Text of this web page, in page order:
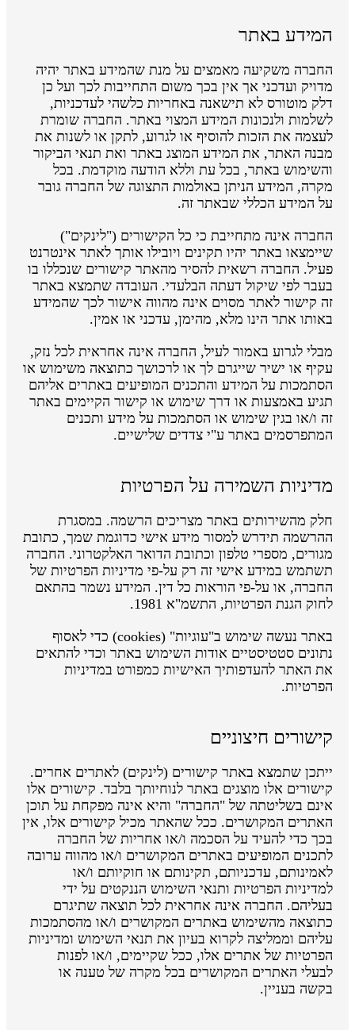
המידע באתר
החברה משקיעה מאמצים על מנת שהמידע באתר יהיה
מדויק ועדכני אך אין בכך משום התחייבות לכך ועל כן
דלק מוטורס לא תישאנה באחריות כלשהי לעדכניות,
לשלמות ולנכונות המידע המצוי באתר. החברה שומרת
לעצמה את הזכות להוסיף או לגרוע, לתקן או לשנות את
מבנה האתר, את המידע המוצג באתר ואת תנאי הביקור
והשימוש באתר, בכל עת וללא הודעה מוקדמת. בכל
מקרה, המידע הניתן באולמות התצוגה של החברה גובר
על המידע הכללי שבאתר זה.
החברה אינה מתחייבת כי כל הקישורים ("לינקים")
שיימצאו באתר יהיו תקינים ויובילו אותך לאתר אינטרנט
פעיל. החברה רשאית להסיר מהאתר קישורים שנכללו בו
בעבר לפי שיקול דעתה הבלעדי. העובדה שתמצא באתר
זה קישור לאתר מסוים אינה מהווה אישור לכך שהמידע
באותו אתר הינו מלא, מהימן, עדכני או אמין.
מבלי לגרוע באמור לעיל, החברה אינה אחראית לכל נזק,
עקיף או ישיר שייגרם לך או לרכושך כתוצאה משימוש או
הסתמכות על המידע והתכנים המופיעים באתרים אליהם
תגיע באמצעות או דרך שימוש או קישור הקיימים באתר
זה ו/או בגין שימוש או הסתמכות על מידע ותכנים
המתפרסמים באתר ע"י צדדים שלישיים.
מדיניות השמירה על הפרטיות
חלק מהשירותים באתר מצריכים הרשמה. במסגרת
ההרשמה תידרש למסור מידע אישי כדוגמת שמך, כתובת
מגורים, מספרי טלפון וכתובת הדואר האלקטרוני. החברה
תשתמש במידע אישי זה רק על-פי מדיניות הפרטיות של
החברה, או על-פי הוראות כל דין. המידע נשמר בהתאם
לחוק הגנת הפרטיות, התשמ"א 1981.
באתר נעשה שימוש ב"עוגיות" (cookies) כדי לאסוף
נתונים סטטיסטיים אודות השימוש באתר וכדי להתאים
את האתר להעדפותיך האישיות כמפורט במדיניות
הפרטיות.
קישורים חיצוניים
ייתכן שתמצא באתר קישורים (לינקים) לאתרים אחרים.
קישורים אלו מוצגים באתר לנוחיותך בלבד. קישורים אלו
אינם בשליטתה של "החברה" והיא אינה מפקחת על תוכן
האתרים המקושרים. ככל שהאתר מכיל קישורים אלו, אין
בכך כדי להעיד על הסכמה ו/או אחריות של החברה
לתכנים המופיעים באתרים המקושרים ו/או מהווה ערובה
לאמינותם, עדכניותם, תקינותם או חוקיותם ו/או
למדיניות הפרטיות ותנאי השימוש הננקטים על ידי
בעליהם. החברה אינה אחראית לכל תוצאה שתיגרם
כתוצאה מהשימוש באתרים המקושרים ו/או מהסתמכות
עליהם וממליצה לקרוא בעיון את תנאי השימוש ומדיניות
הפרטיות של אתרים אלו, ככל שקיימים, ו/או לפנות
לבעלי האתרים המקושרים בכל מקרה של טענה או
בקשה בעניין.